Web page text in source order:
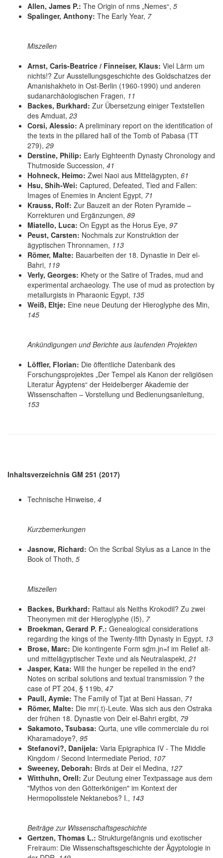
Allen, James P.: The Origin of nms „Nemes“, 5
Spalinger, Anthony: The Early Year, 7
Miszellen
Arnst, Caris-Beatrice / Finneiser, Klaus: Viel Lärm um
nichts!? Zur Ausstellungsgeschichte des Goldschatzes der
Amanishakheto in Ost-Berlin (1960-1990) und anderen
sudanarchäologischen Fragen, 11
Backes, Burkhard: Zur Übersetzung einiger Textstellen
des Amduat, 23
Corsi, Alessio: A preliminary report on the identification of
the texts in the pillared hall of the Tomb of Pabasa (TT
279), 29
Derstine, Philip: Early Eighteenth Dynasty Chronology and
Thutmoside Succession, 41
Hohneck, Heimo: Zwei Naoi aus Mittelägypten, 61
Hsu, Shih-Wei: Captured, Defeated, Tied and Fallen:
Images of Enemies in Ancient Egypt, 71
Krauss, Rolf: Zur Bauzeit an der Roten Pyramide –
Korrekturen und Ergänzungen, 89
Miatello, Luca: On Egypt as the Horus Eye, 97
Peust, Carsten: Nochmals zur Konstruktion der
ägyptischen Thronnamen, 113
Römer, Malte: Bauarbeiten der 18. Dynastie in Deir el-
Bahri, 119
Verly, Georges: Khety or the Satire of Trades, mud and
experimental archaeology. The use of mud as protection by
metallurgists in Pharaonic Egypt, 135
Weiß, Eltje: Eine neue Deutung der Hieroglyphe des Min,
145
Ankündigungen und Berichte aus laufenden Projekten
Löffler, Florian: Die öffentliche Datenbank des
Forschungsprojektes „Der Tempel als Kanon der religiösen
Literatur Ägyptens“ der Heidelberger Akademie der
Wissenschaften – Vorstellung und Bedienungsanleitung,
153
Inhaltsverzeichnis GM 251 (2017)
Technische Hinweise, 4
Kurzbemerkungen
Jasnow, Richard: On the Scribal Stylus as a Lance in the
Book of Thoth, 5
Miszellen
Backes, Burkhard: Rattaui als Neiths Krokodil? Zu zwei
Theonymen mit der Hieroglyphe (I5), 7
Broekman, Gerard P. F.: Genealogical considerations
regarding the kings of the Twenty-fifth Dynasty in Egypt, 13
Brose, Marc: Die kontingente Form sdm.jn=f im Relief alt-
und mittelägyptischer Texte und als Neutralaspekt, 21
Jasper, Kata: Will the hunger be repelled in the end?
Notes on scribal solutions and textual transmission ? the
case of PT 204, § 119b, 47
Paull, Aymie: The Family of Tjat at Beni Hassan, 71
Römer, Malte: Die mr(.t)-Leute. Was sich aus den Ostraka
der frühen 18. Dynastie von Deir el-Bahri ergibt, 79
Sakamoto, Tsubasa: Qurta, une ville commerciale du roi
Kharamadoye?, 95
Stefanovi?, Danijela: Varia Epigraphica IV - The Middle
Kingdom / Second Intermediate Period, 107
Sweeney, Deborah: Birds at Deir el Medina, 127
Witthuhn, Orell: Zur Deutung einer Textpassage aus dem
"Mythos von den Götterkönigen" im Kontext der
Hermopolisstele Nektanebos? I., 143
Beiträge zur Wissenschaftsgeschichte
Gertzen, Thomas L.: Strukturgefängnis und exotischer
Freiraum: Die Wissenschaftsgeschichte der Ägyptologie in